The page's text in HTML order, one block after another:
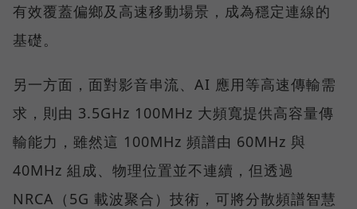
有效覆蓋偏鄉及高速移動場景，成為穩定連線的
基礎。
另一方面，面對影音串流、AI 應用等高速傳輸需
求，則由 3.5GHz 100MHz 大頻寬提供高容量傳
輸能力，雖然這 100MHz 頻譜由 60MHz 與
40MHz 組成、物理位置並不連續，但透過
NRCA（5G 載波聚合）技術，可將分散頻譜智慧